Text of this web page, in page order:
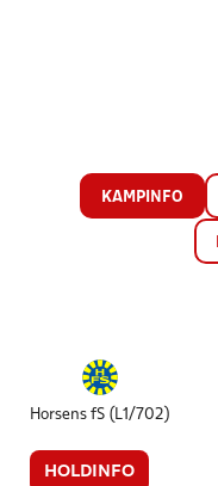
KAMPINFO
Horsens fS (L1/702)
HOLDINFO